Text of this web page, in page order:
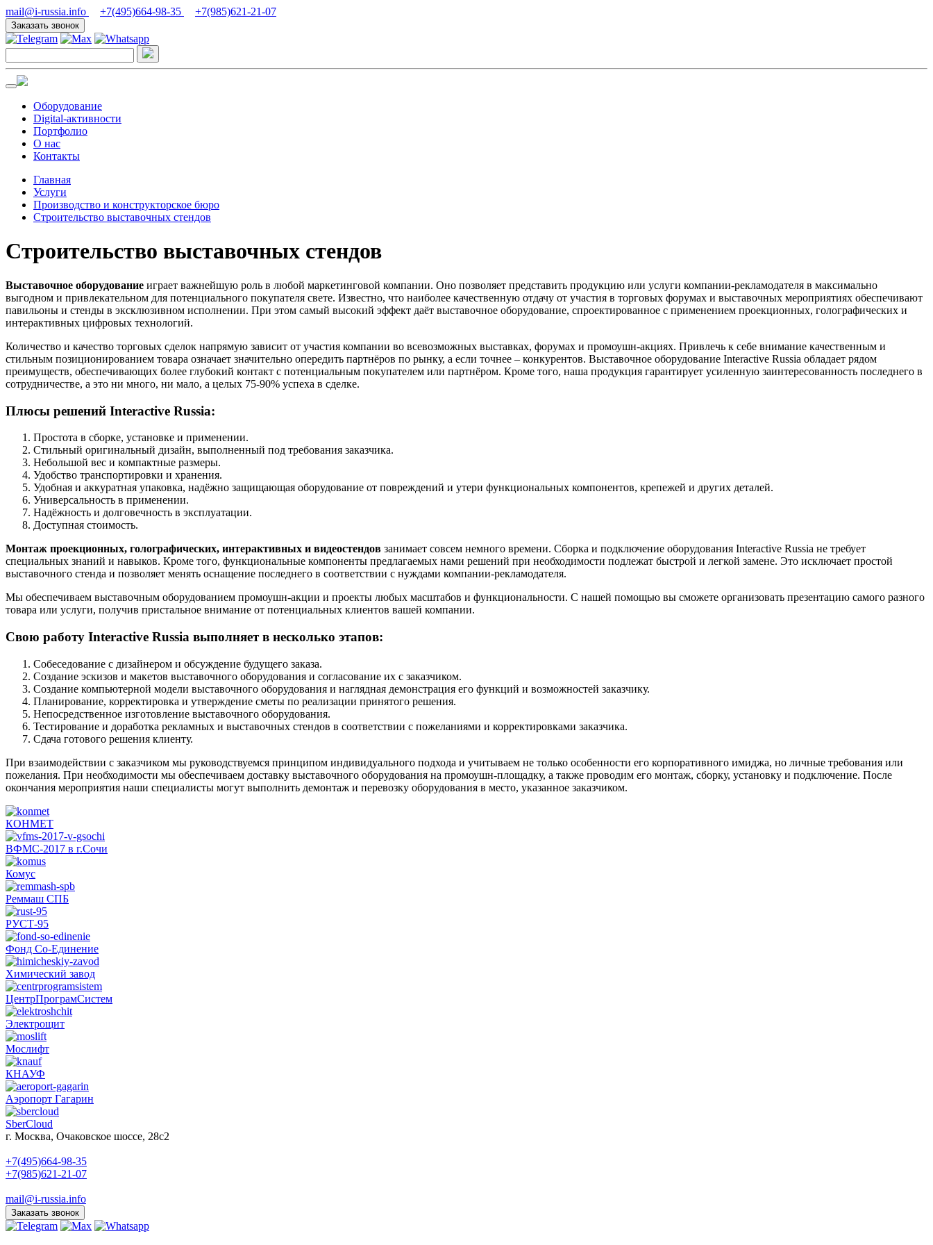
mail@i-russia.info +7(495)664-98-35 +7(985)621-21-07
Заказать звонок
Оборудование
Digital-активности
Портфолио
О нас
Контакты
Главная
Услуги
Производство и конструкторское бюро
Строительство выставочных стендов
Строительство выставочных стендов
Выставочное оборудование играет важнейшую роль в любой маркетинговой компании. Оно позволяет представить продукцию или услуги компании-рекламодателя в максимально
выгодном и привлекательном для потенциального покупателя свете. Известно, что наиболее качественную отдачу от участия в торговых форумах и выставочных мероприятиях обеспечивают
павильоны и стенды в эксклюзивном исполнении. При этом самый высокий эффект даёт выставочное оборудование, спроектированное с применением проекционных, голографических и
интерактивных цифровых технологий.
Количество и качество торговых сделок напрямую зависит от участия компании во всевозможных выставках, форумах и промоушн-акциях. Привлечь к себе внимание качественным и
стильным позиционированием товара означает значительно опередить партнёров по рынку, а если точнее – конкурентов. Выставочное оборудование Interactive Russia обладает рядом
преимуществ, обеспечивающих более глубокий контакт с потенциальным покупателем или партнёром. Кроме того, наша продукция гарантирует усиленную заинтересованность последнего в
сотрудничестве, а это ни много, ни мало, а целых 75-90% успеха в сделке.
Плюсы решений Interactive Russia:
Простота в сборке, установке и применении.
Стильный оригинальный дизайн, выполненный под требования заказчика.
Небольшой вес и компактные размеры.
Удобство транспортировки и хранения.
Удобная и аккуратная упаковка, надёжно защищающая оборудование от повреждений и утери функциональных компонентов, крепежей и других деталей.
Универсальность в применении.
Надёжность и долговечность в эксплуатации.
Доступная стоимость.
Монтаж проекционных, голографических, интерактивных и видеостендов занимает совсем немного времени. Сборка и подключение оборудования Interactive Russia не требует
специальных знаний и навыков. Кроме того, функциональные компоненты предлагаемых нами решений при необходимости подлежат быстрой и легкой замене. Это исключает простой
выставочного стенда и позволяет менять оснащение последнего в соответствии с нуждами компании-рекламодателя.
Мы обеспечиваем выставочным оборудованием промоушн-акции и проекты любых масштабов и функциональности. С нашей помощью вы сможете организовать презентацию самого разного
товара или услуги, получив пристальное внимание от потенциальных клиентов вашей компании.
Свою работу Interactive Russia выполняет в несколько этапов:
Собеседование с дизайнером и обсуждение будущего заказа.
Создание эскизов и макетов выставочного оборудования и согласование их с заказчиком.
Создание компьютерной модели выставочного оборудования и наглядная демонстрация его функций и возможностей заказчику.
Планирование, корректировка и утверждение сметы по реализации принятого решения.
Непосредственное изготовление выставочного оборудования.
Тестирование и доработка рекламных и выставочных стендов в соответствии с пожеланиями и корректировками заказчика.
Сдача готового решения клиенту.
При взаимодействии с заказчиком мы руководствуемся принципом индивидуального подхода и учитываем не только особенности его корпоративного имиджа, но личные требования или
пожелания. При необходимости мы обеспечиваем доставку выставочного оборудования на промоушн-площадку, а также проводим его монтаж, сборку, установку и подключение. После
окончания мероприятия наши специалисты могут выполнить демонтаж и перевозку оборудования в место, указанное заказчиком.
КОНМЕТ
ВФМС-2017 в г.Сочи
Комус
Реммаш СПБ
РУСТ-95
Фонд Со-Единение
Химический завод
ЦентрПрограмСистем
Электрощит
Мослифт
КНАУФ
Аэропорт Гагарин
SberCloud
г. Москва, Очаковское шоссе, 28с2
+7(495)664-98-35
+7(985)621-21-07
mail@i-russia.info
Заказать звонок